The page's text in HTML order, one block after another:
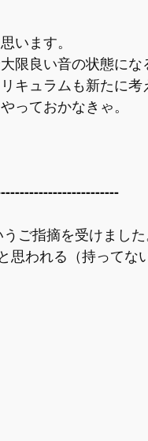
います。
限良い音の状態にな
キュラムも新たに考
っておかなきゃ。
うご指摘を受けました
思われる（持ってな